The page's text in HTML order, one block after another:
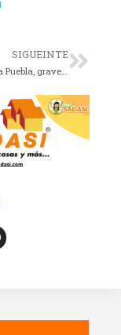
SIGUEINTE
Morante de la Puebla, grave tras cornada en Sevilla